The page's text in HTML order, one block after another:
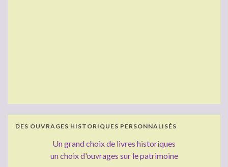
DES OUVRAGES HISTORIQUES PERSONNALISÉS
Un grand choix de livres historiques
un choix d'ouvrages sur le patrimoine